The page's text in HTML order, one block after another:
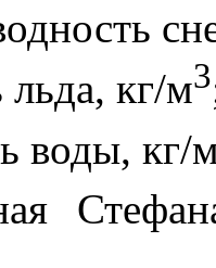
льда, кг/м3
воды, кг/